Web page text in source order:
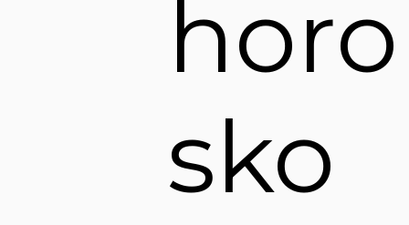
horo
sko